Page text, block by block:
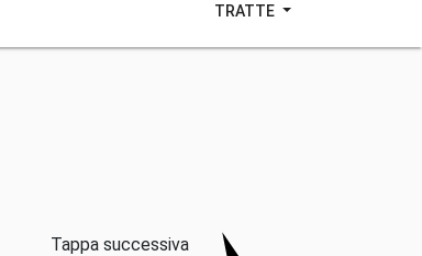
TRATTE
Tappa successiva